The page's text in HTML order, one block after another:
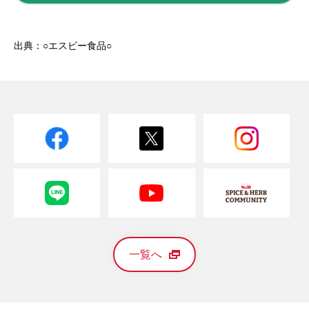
出典：○エスビー食品○
一覧へ